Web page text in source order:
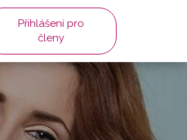
Přihlášení pro
členy